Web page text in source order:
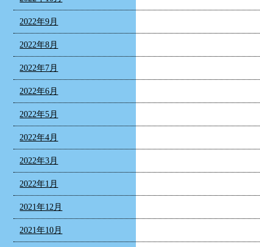
2022年9月
2022年8月
2022年7月
2022年6月
2022年5月
2022年4月
2022年3月
2022年1月
2021年12月
2021年10月